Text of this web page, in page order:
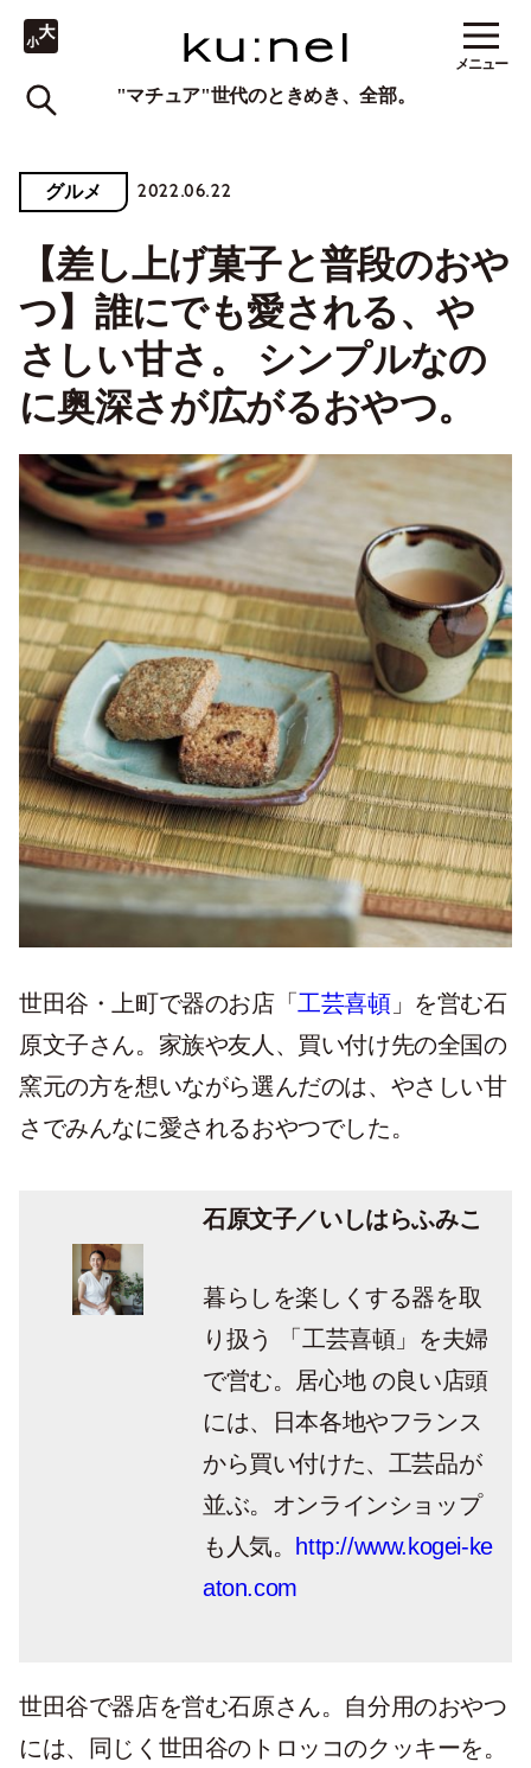
"マチュア"世代のときめき、全部。
メニュー
グルメ 2022.06.22
【差し上げ菓子と普段のおや
つ】誰にでも愛される、や
さしい甘さ。 シンプルなの
に奥深さが広がるおやつ。
世田谷・上町で器のお店「工芸喜頓」を営む石
原文子さん。家族や友人、買い付け先の全国の
窯元の方を想いながら選んだのは、やさしい甘
さでみんなに愛されるおやつでした。
石原文子／いしはらふみこ
暮らしを楽しくする器を取
り扱う 「工芸喜頓」を夫婦
で営む。居心地 の良い店頭
には、日本各地やフランス
から買い付けた、工芸品が
並ぶ。オンラインショップ
も人気。
http://www.kogei-ke
aton.com
世田谷で器店を営む石原さん。自分用のおやつ
には、同じく世田谷のトロッコのクッキーを。